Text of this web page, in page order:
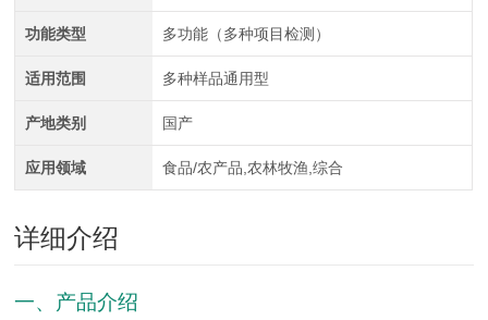
功能类型 多功能（多种项目检测）
适用范围 多种样品通用型
产地类别 国产
应用领域 食品/农产品,农林牧渔,综合
详细介绍
一、产品介绍